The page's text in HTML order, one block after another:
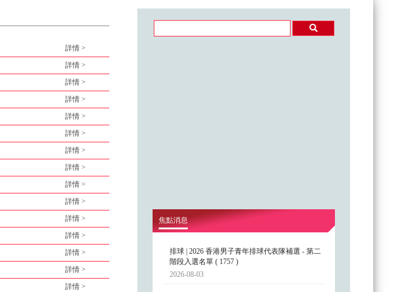
詳情 >
詳情 >
詳情 >
詳情 >
詳情 >
詳情 >
詳情 >
詳情 >
詳情 >
詳情 >
詳情 >
詳情 >
詳情 >
詳情 >
詳情 >
焦點消息
排球 | 2026 香港男子青年排球代表隊補選 - 第二
階段入選名單 ( 1757 )
2026-08-03